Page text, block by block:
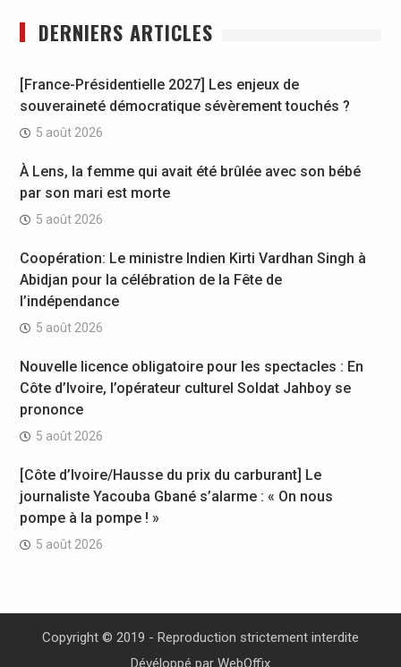
DERNIERS ARTICLES
[France-Présidentielle 2027] Les enjeux de
souveraineté démocratique sévèrement touchés ?
5 août 2026
À Lens, la femme qui avait été brûlée avec son bébé
par son mari est morte
5 août 2026
Coopération: Le ministre Indien Kirti Vardhan Singh à
Abidjan pour la célébration de la Fête de
l’indépendance
5 août 2026
Nouvelle licence obligatoire pour les spectacles : En
Côte d’Ivoire, l’opérateur culturel Soldat Jahboy se
prononce
5 août 2026
[Côte d’Ivoire/Hausse du prix du carburant] Le
journaliste Yacouba Gbané s’alarme : « On nous
pompe à la pompe ! »
5 août 2026
Copyright © 2019 - Reproduction strictement interdite
Dévéloppé par WebOffix